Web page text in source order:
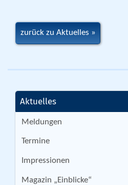
zurück zu Aktuelles
Aktuelles
Meldungen
Termine
Impressionen
Magazin „Einblicke“